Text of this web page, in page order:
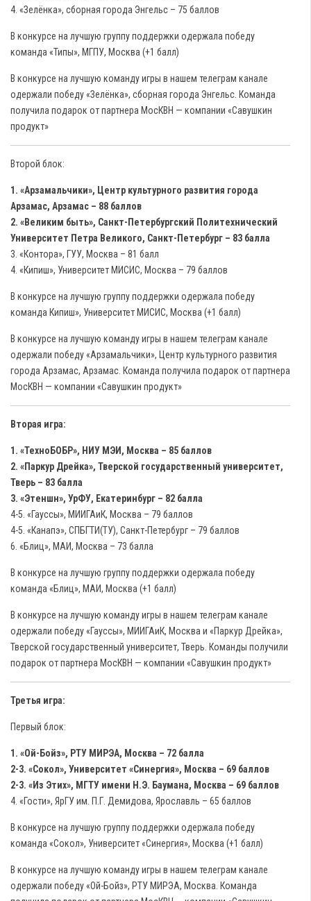
4. «Зелёнка», сборная города Энгельс – 75 баллов
В конкурсе на лучшую группу поддержки одержала победу
команда «Типы», МГПУ, Москва (+1 балл)
В конкурсе на лучшую команду игры в нашем телеграм канале
одержали победу «Зелёнка», сборная города Энгельс. Команда
получила подарок от партнера МосКВН — компании «Савушкин
продукт»
Второй блок:
1. «Арзамальчики», Центр культурного развития города
Арзамас, Арзамас – 88 баллов
2. «Великим быть», Санкт-Петербургский Политехнический
Университет Петра Великого, Санкт-Петербург – 83 балла
3. «Контора», ГУУ, Москва – 81 балл
4. «Кипиш», Университет МИСИС, Москва – 79 баллов
В конкурсе на лучшую группу поддержки одержала победу
команда Кипиш», Университет МИСИС, Москва (+1 балл)
В конкурсе на лучшую команду игры в нашем телеграм канале
одержали победу «Арзамальчики», Центр культурного развития
города Арзамас, Арзамас. Команда получила подарок от партнера
МосКВН — компании «Савушкин продукт»
Вторая игра:
1. «ТехноБОБР», НИУ МЭИ, Москва – 85 баллов
2. «Паркур Дрейка», Тверской государственный университет,
Тверь – 83 балла
3. «Этеншн», УрФУ, Екатеринбург – 82 балла
4-5. «Гауссы», МИИГАиК, Москва – 79 баллов
4-5. «Канапэ», СПБГТИ(ТУ), Санкт-Петербург – 79 баллов
6. «Блиц», МАИ, Москва – 73 балла
В конкурсе на лучшую группу поддержки одержала победу
команда «Блиц», МАИ, Москва (+1 балл)
В конкурсе на лучшую команду игры в нашем телеграм канале
одержали победу «Гауссы», МИИГАиК, Москва и «Паркур Дрейка»,
Тверской государственный университет, Тверь. Команды получили
подарок от партнера МосКВН — компании «Савушкин продукт»
Третья игра:
Первый блок:
1. «Ой-Бойз», РТУ МИРЭА, Москва – 72 балла
2-3. «Сокол», Университет «Синергия», Москва – 69 баллов
2-3. «Из Этих», МГТУ имени Н.Э. Баумана, Москва – 69 баллов
4. «Гости», ЯрГУ им. П.Г. Демидова, Ярославль – 65 баллов
В конкурсе на лучшую группу поддержки одержала победу
команда «Сокол», Университет «Синергия», Москва (+1 балл)
В конкурсе на лучшую команду игры в нашем телеграм канале
одержали победу «Ой-Бойз», РТУ МИРЭА, Москва. Команда